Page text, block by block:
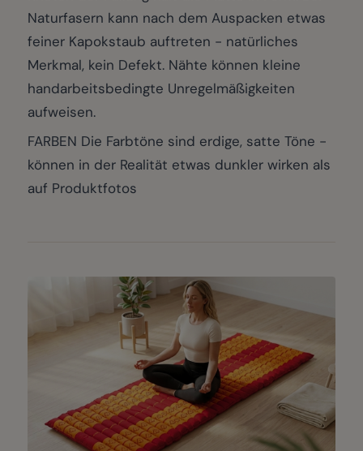
Naturfasern kann nach dem Auspacken etwas
feiner Kapokstaub auftreten - natürliches
Merkmal, kein Defekt. Nähte können kleine
handarbeitsbedingte Unregelmäßigkeiten
aufweisen.
FARBEN Die Farbtöne sind erdige, satte Töne -
können in der Realität etwas dunkler wirken als
auf Produktfotos